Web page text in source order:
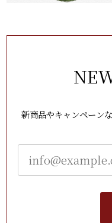
新商品やキャンペーン